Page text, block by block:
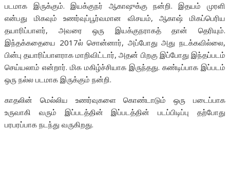
படமாக இருக்கும். இயக்குநர் ஆகாஷுக்கு நன்றி. இதயம் முரளி
என்பது மிகவும் உணர்வுப்பூர்வமான விசயம், ஆகாஷ் மிகப்பெரிய
தயாரிப்பாளர், அவரை ஒரு இயக்குநராகத் தான் தெரியும்.
இந்தக்கதையை 2017ல் சொன்னார், அப்போது அது நடக்கவில்லை,
பின்பு தயாரிப்பாளராக மாறிவிட்டார், அதன் பிறகு இப்போது இந்தப்படம்
செய்யலாம் என்றார். மிக மகிழ்ச்சியாக இருந்தது. கண்டிப்பாக இப்படம்
ஒரு நல்ல படமாக இருக்கும் நன்றி.
காதலின் மெல்லிய உணர்வுகளை கொண்டாடும் ஒரு படைப்பாக
உருவாகி வரும் இப்படத்தின் இப்படத்தின் படப்பிடிப்பு தற்போது
பரபரப்பாக நடந்து வருகிறது.